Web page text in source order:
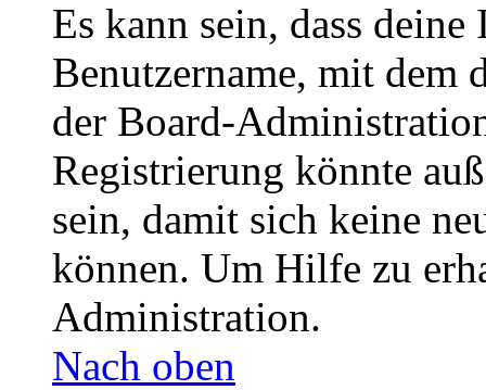
Es kann sein, dass
Benutzername, mit dem
der Board-
Registrierung könnte
sein, damit sich keine
können. Um Hilfe zu
Administration.
Nach oben